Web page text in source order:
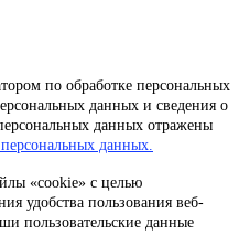
по обработке персональных
данных и сведения о
данных отражены
данных.
«cookie» с целью
удобства пользования веб-
пользовательские данные